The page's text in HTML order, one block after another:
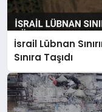
İsrail Lübnan
Sınıra Taşıdı